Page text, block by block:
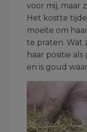
voor mij, maar
Het kostte
moeite om
te praten. Wat
haar positie
en is goud